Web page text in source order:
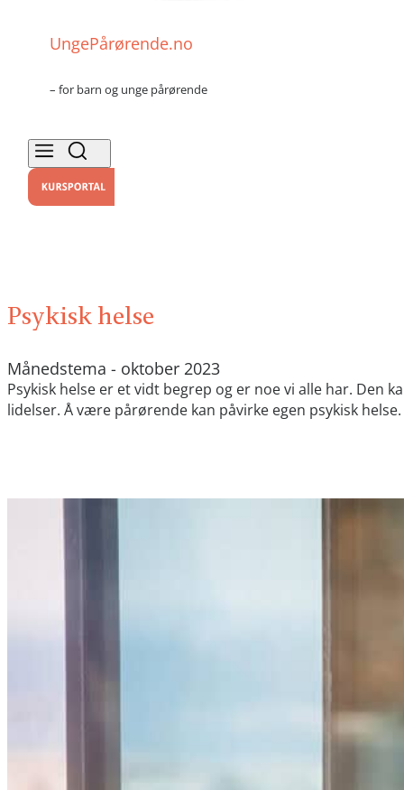
UngePårørende.no
– for barn og unge pårørende
Psykisk helse
Månedstema - oktober 2023
Psykisk helse er et vidt begrep og er noe vi alle har. Den
lidelser. Å være pårørende kan påvirke egen psykisk helse.